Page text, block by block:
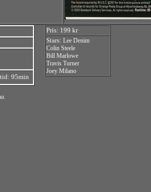
95min
Pris: 199 kr
Stars: Lee Denim
Colin Steele
Bill Marlowe
Travis Turner
Joey Milano